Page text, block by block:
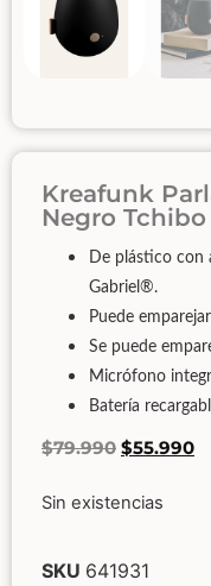
Kreafunk
Negro Tchibo
De plástico con
Gabriel®.
Puede
Se puede
Micrófono
Batería
$79.990 $55.990
Sin existencias
SKU 641931